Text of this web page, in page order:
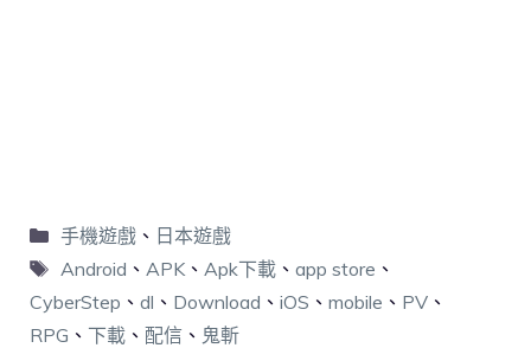
手機遊戲、 日本遊戲
Android 、 APK、 Apk下載、 app store 、
CyberStep 、 dl 、 Download 、 iOS 、 mobile 、 PV 、
RPG 、 下載 、 配信 、 鬼斬